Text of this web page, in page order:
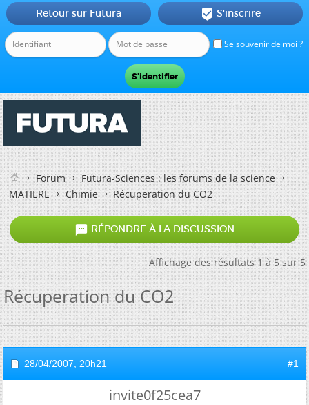
Se souvenir de moi ?
Retour sur Futura  S'inscrire
Forum
Futura-Sciences : les forums de la science
MATIERE
Chimie Récuperation du CO2
 RÉPONDRE À LA DISCUSSION
Affichage des résultats 1 à 5 sur 5
Récuperation du CO2
28/04/2007, 20h21 #1
invite0f25cea7